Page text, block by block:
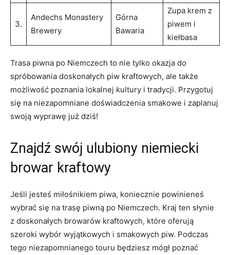
3.
Andechs ‌Monastery
Brewery
Górna ​
Bawaria
Zupa​ krem z
piwem i
kiełbasa
Trasa piwna‌ po ‌Niemczech ​to nie tylko okazja do
spróbowania doskonałych piw​ kraftowych, ale także
możliwość poznania ‌lokalnej kultury i tradycji. Przygotuj
się⁣ na niezapomniane​ doświadczenia smakowe i zaplanuj
swoją wyprawę już dziś!
Znajdź ‌swój ulubiony niemiecki
browar ​kraftowy
Jeśli‌ jesteś miłośnikiem piwa, koniecznie powinieneś⁢
wybrać się na trasę piwną po Niemczech. Kraj ten słynie
z doskonałych browarów kraftowych, które oferują
szeroki wybór wyjątkowych ⁣i smakowych ⁣piw. Podczas
tego niezapomnianego touru‌ będziesz mógł poznać